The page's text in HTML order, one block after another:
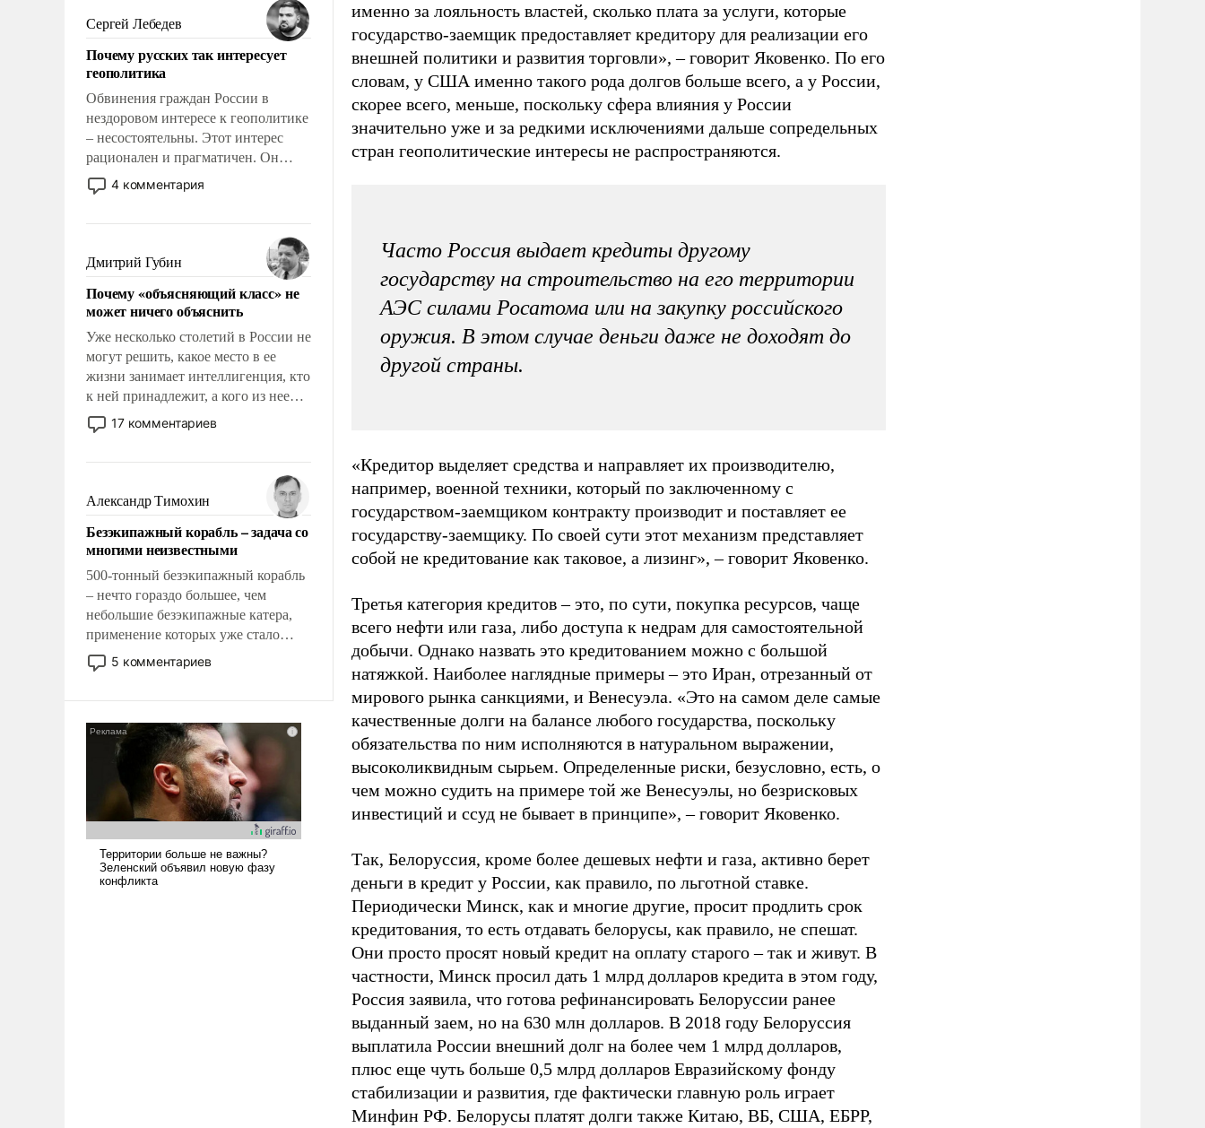
Сергей Лебедев
Почему русских так интересует
геополитика
Обвинения граждан России в
нездоровом интересе к геополитике
– несостоятельны. Этот интерес
рационален и прагматичен. Он
обусловлен тысячелетним опытом
выживания в крайне непростых
знанием, что мировая политика
имеет свойство заявляться на порог
нашего дома.
4 комментария
Дмитрий Губин
Почему «объясняющий класс» не
может ничего объяснить
Уже несколько столетий в России не
могут решить, какое место в ее
жизни занимает интеллигенция, кто
к ней принадлежит, а кого из нее
исключили с правом
восстановления и без оного. И чем
казалось, что эти вопросы решены
раз и навсегда, но – нет, не решены.
17 комментариев
Александр Тимохин
Безэкипажный корабль – задача со
многими неизвестными
500-тонный безэкипажный корабль
– нечто гораздо большее, чем
небольшие безэкипажные катера,
применение которых уже стало
обыденностью. Задача по созданию
такого корабля очень сложна и
наши боевые возможности.
5 комментариев
именно за лояльность властей, сколько плата за услуги, которые
государство-заемщик предоставляет кредитору для реализации его
внешней политики и развития торговли», – говорит Яковенко. По его
словам, у США именно такого рода долгов больше всего, а у России,
скорее всего, меньше, поскольку сфера влияния у России
значительно уже и за редкими исключениями дальше сопредельных
стран геополитические интересы не распространяются.
Часто Россия выдает кредиты другому
государству на строительство на его территории
АЭС силами Росатома или на закупку российского
оружия. В этом случае деньги даже не доходят до
другой страны.
«Кредитор выделяет средства и направляет их производителю,
например, военной техники, который по заключенному с
государством-заемщиком контракту производит и поставляет ее
государству-заемщику. По своей сути этот механизм представляет
собой не кредитование как таковое, а лизинг», – говорит Яковенко.
Третья категория кредитов – это, по сути, покупка ресурсов, чаще
всего нефти или газа, либо доступа к недрам для самостоятельной
добычи. Однако назвать это кредитованием можно с большой
натяжкой. Наиболее наглядные примеры – это Иран, отрезанный от
мирового рынка санкциями, и Венесуэла. «Это на самом деле самые
качественные долги на балансе любого государства, поскольку
обязательства по ним исполняются в натуральном выражении,
высоколиквидным сырьем. Определенные риски, безусловно, есть, о
чем можно судить на примере той же Венесуэлы, но безрисковых
инвестиций и ссуд не бывает в принципе», – говорит Яковенко.
Так, Белоруссия, кроме более дешевых нефти и газа, активно берет
деньги в кредит у России, как правило, по льготной ставке.
Периодически Минск, как и многие другие, просит продлить срок
кредитования, то есть отдавать белорусы, как правило, не спешат.
Они просто просят новый кредит на оплату старого – так и живут. В
частности, Минск просил дать 1 млрд долларов кредита в этом году,
Россия заявила, что готова рефинансировать Белоруссии ранее
выданный заем, но на 630 млн долларов. В 2018 году Белоруссия
выплатила России внешний долг на более чем 1 млрд долларов,
плюс еще чуть больше 0,5 млрд долларов Евразийскому фонду
стабилизации и развития, где фактически главную роль играет
Минфин РФ. Белорусы платят долги также Китаю, ВБ, США, ЕБРР,